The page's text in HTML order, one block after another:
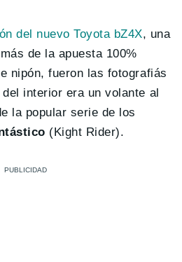
del nuevo Toyota bZ4X, una
de la apuesta 100%
nipón, fueron las fotografiás
interior era un volante al
la popular serie de los
(Kight Rider).